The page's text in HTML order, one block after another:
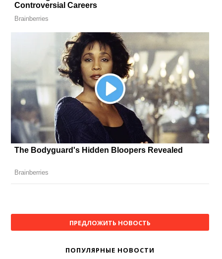
ПРЕДЛОЖИТЬ НОВОСТЬ
ПОПУЛЯРНЫЕ НОВОСТИ